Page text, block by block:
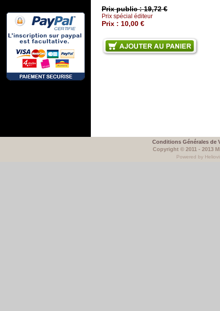
Prix public :19,72 €
Prix spécial éditeur
Prix : 10,00 €
Conditions Générales de
Copyright © 2011 - 2013
Powered by